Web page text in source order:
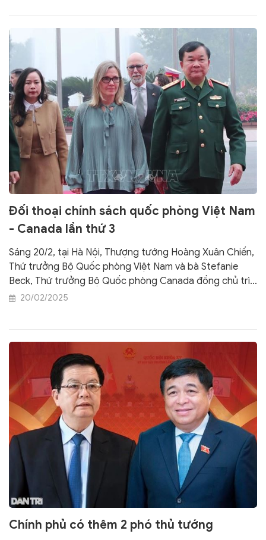
Đối thoại chính sách quốc phòng Việt Nam
- Canada lần thứ 3
Sáng 20/2, tại Hà Nội, Thượng tướng Hoàng Xuân Chiến,
Thứ trưởng Bộ Quốc phòng Việt Nam và bà Stefanie
Beck, Thứ trưởng Bộ Quốc phòng Canada đồng chủ trì
Đối thoại chính sách quốc phòng Việt Nam - Canada lần
20/02/2025
Chính phủ có thêm 2 phó thủ tướng